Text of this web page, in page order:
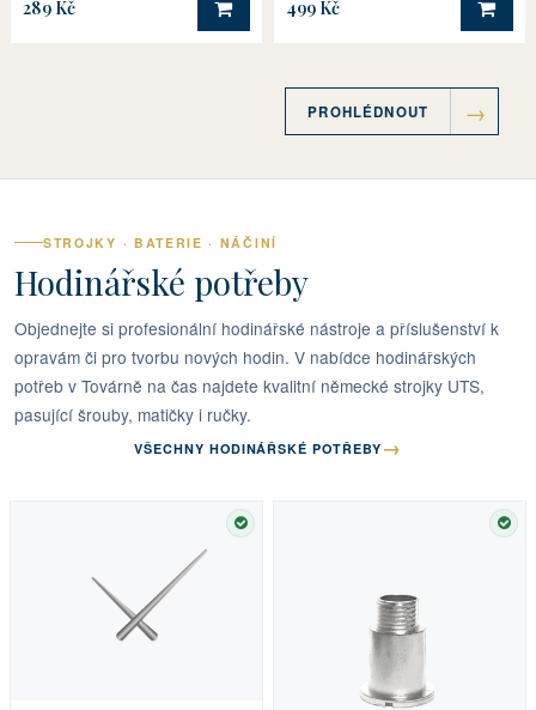
289 Kč DO KOŠÍKU
499 Kč DO
PROHLÉDNOUT
STROJKY · BATERIE · NÁČINÍ
Hodinářské potřeby
Objednejte si profesionální hodinářské nástroje a příslušenství k
opravám či pro tvorbu nových hodin. V nabídce hodinářských
potřeb v Továrně na čas najdete kvalitní německé strojky UTS,
pasující šrouby, matičky i ručky.
VŠECHNY HODINÁŘSKÉ POTŘEBY →
SKLADEM